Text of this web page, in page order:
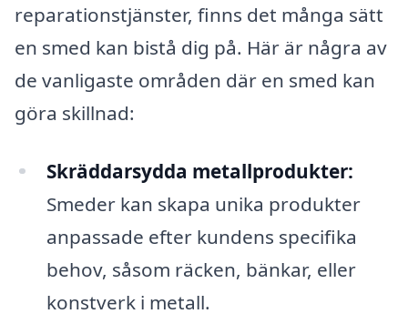
reparationstjänster, finns det många sätt
en smed kan bistå dig på. Här är några av
de vanligaste områden där en smed kan
göra skillnad:
Skräddarsydda metallprodukter:
Smeder kan skapa unika produkter
anpassade efter kundens specifika
behov, såsom räcken, bänkar, eller
konstverk i metall.